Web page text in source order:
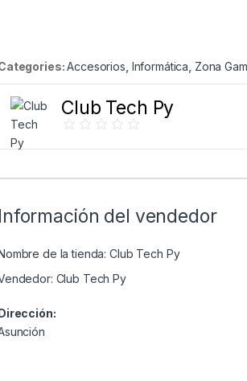
Accesorios Informática Zona
Club Tech Py
Información del vendedor
de la tienda: Club Tech Py
Club Tech Py